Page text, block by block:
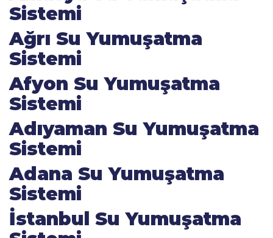
Sistemi
Ağrı Su Yumuşatma
Sistemi
Afyon Su Yumuşatma
Sistemi
Adıyaman Su Yumuşatma
Sistemi
Adana Su Yumuşatma
Sistemi
İstanbul Su Yumuşatma